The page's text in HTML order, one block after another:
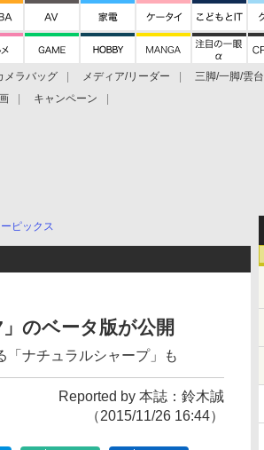
メラバッグ メディア/リーダー 三脚/一脚/雲台
キャンペーン
ピックス
のベータ版が公開
「ナチュラルシャープ」も
Reported by 本誌：鈴木誠
（2015/11/26 16:44）